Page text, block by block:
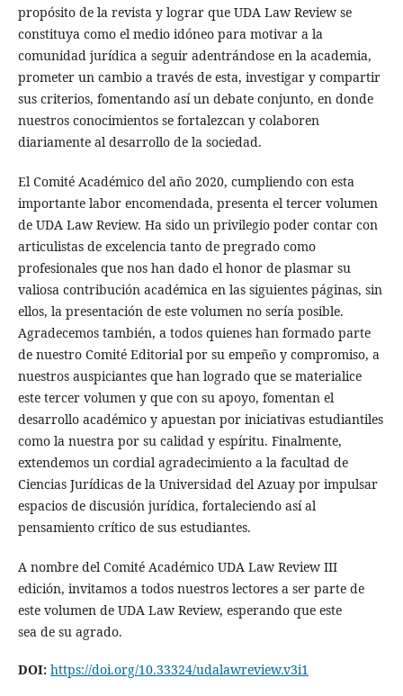
propósito de la revista y lograr que UDA Law Review se
constituya como el medio idóneo para motivar a la
comunidad jurídica a seguir adentrándose en la academia,
prometer un cambio a través de esta, investigar y compartir
sus criterios, fomentando así un debate conjunto, en donde
nuestros conocimientos se fortalezcan y colaboren
diariamente al desarrollo de la sociedad.
El Comité Académico del año 2020, cumpliendo con esta
importante labor encomendada, presenta el tercer volumen
de UDA Law Review. Ha sido un privilegio poder contar con
articulistas de excelencia tanto de pregrado como
profesionales que nos han dado el honor de plasmar su
valiosa contribución académica en las siguientes páginas, sin
ellos, la presentación de este volumen no sería posible.
Agradecemos también, a todos quienes han formado parte
de nuestro Comité Editorial por su empeño y compromiso, a
nuestros auspiciantes que han logrado que se materialice
este tercer volumen y que con su apoyo, fomentan el
desarrollo académico y apuestan por iniciativas estudiantiles
como la nuestra por su calidad y espíritu. Finalmente,
extendemos un cordial agradecimiento a la facultad de
Ciencias Jurídicas de la Universidad del Azuay por impulsar
espacios de discusión jurídica, fortaleciendo así al
pensamiento crítico de sus estudiantes.
A nombre del Comité Académico UDA Law Review III
edición, invitamos a todos nuestros lectores a ser parte de
este volumen de UDA Law Review, esperando que este
sea de su agrado.
DOI: https://doi.org/10.33324/udalawreview.v3i1